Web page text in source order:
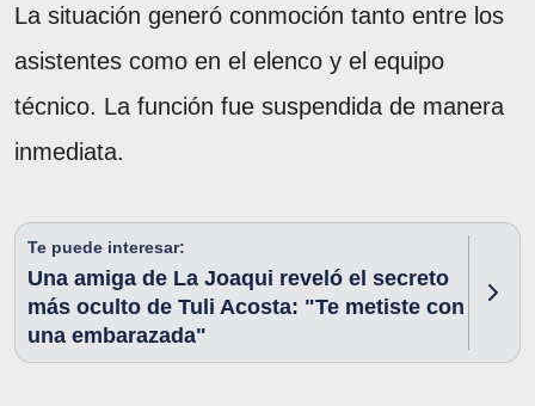
La situación generó conmoción tanto entre los
asistentes como en el elenco y el equipo
técnico. La función fue suspendida de manera
inmediata.
Te puede interesar:
Una amiga de La Joaqui reveló el secreto
más oculto de Tuli Acosta: "Te metiste con
una embarazada"